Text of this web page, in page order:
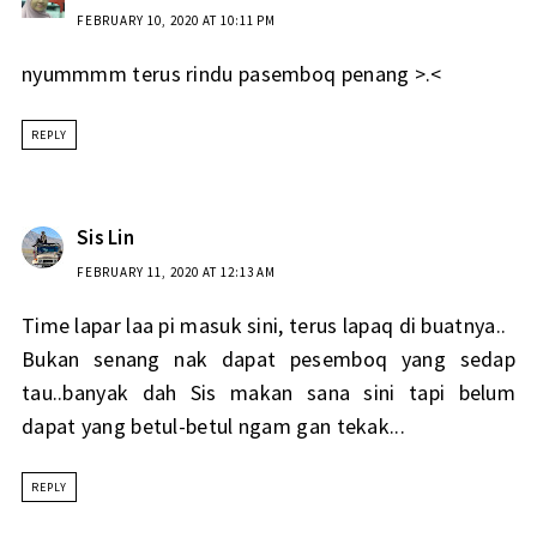
FEBRUARY 10, 2020 AT 10:11 PM
nyummmm terus rindu pasemboq penang >.<
REPLY
Sis Lin
FEBRUARY 11, 2020 AT 12:13 AM
Time lapar laa pi masuk sini, terus lapaq di buatnya..
Bukan senang nak dapat pesemboq yang sedap
tau..banyak dah Sis makan sana sini tapi belum
dapat yang betul-betul ngam gan tekak...
REPLY